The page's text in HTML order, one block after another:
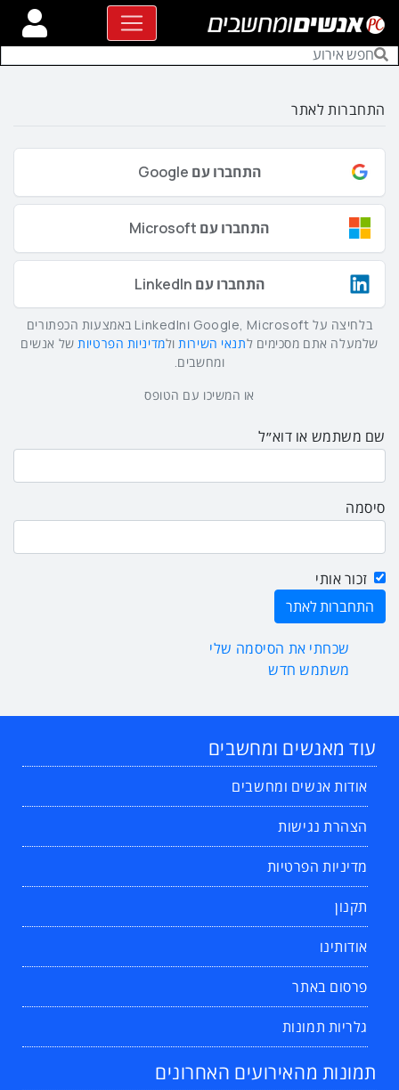
התחברות לאתר
התחברו עם Google
התחברו עם Microsoft
התחברו עם LinkedIn
בלחיצה על Google, Microsoft וLinkedIn באמצעות הכפתורים
שלמעלה אתם מסכימים לתנאי השירותולמדיניות הפרטיותשל אנשים
ומחשבים.
או המשיכו עם הטופס
שם משתמש או דוא״ל
סיסמה
זכור אותי
שכחתי את הסיסמה שלי
משתמש חדש
עוד מאנשים ומחשבים
אודות אנשים ומחשבים
הצהרת נגישות
מדיניות הפרטיות
תקנון
אודותינו
פרסום באתר
גלריות תמונות
תמונות מהאירועים האחרונים